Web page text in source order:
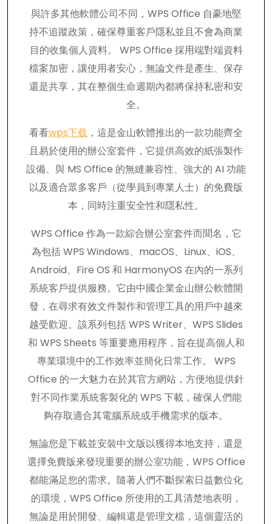
與許多其他軟體公司不同，WPS Office 自豪地堅
持不追蹤政策，確保尊重客戶隱私並且不會為商業
目的收集個人資料。 WPS Office 採用端對端資料
檔案加密，讓使用者安心，無論文件是產生、保存
還是共享，其在整個生命週期內都將保持私密和安
全。
看看wps下载 ，這是金山軟體推出的一款功能齊全
且易於使用的辦公室套件，它提供高效的紙張製作
設備、與 MS Office 的無縫兼容性、強大的 AI 功能
以及適合眾多客戶（從學員到專業人士）的免費版
本，同時注重安全性和隱私性。
WPS Office 作為一款綜合辦公室套件而聞名，它
為包括 WPS Windows、macOS、Linux、iOS、
Android、Fire OS 和 HarmonyOS 在內的一系列
系統客戶提供服務。它由中國企業金山辦公軟體開
發，在尋求有效文件製作和管理工具的用戶中越來
越受歡迎。該系列包括 WPS Writer、WPS Slides
和 WPS Sheets 等重要應用程序，旨在提高個人和
專業環境中的工作效率並簡化日常工作。 WPS
Office 的一大魅力在於其官方網站，方便地提供針
對不同作業系統客製化的 WPS 下載，確保人們能
夠存取適合其電腦系統或手機需求的版本。
無論您是下載並安裝中文版以獲得本地支持，還是
選擇免費版來發現重要的辦公室功能，WPS Office
都能滿足您的需求。隨著人們不斷探索日益數位化
的環境，WPS Office 所使用的工具清楚地表明，
無論是用於開發、編輯還是管理文檔，這個靈活的